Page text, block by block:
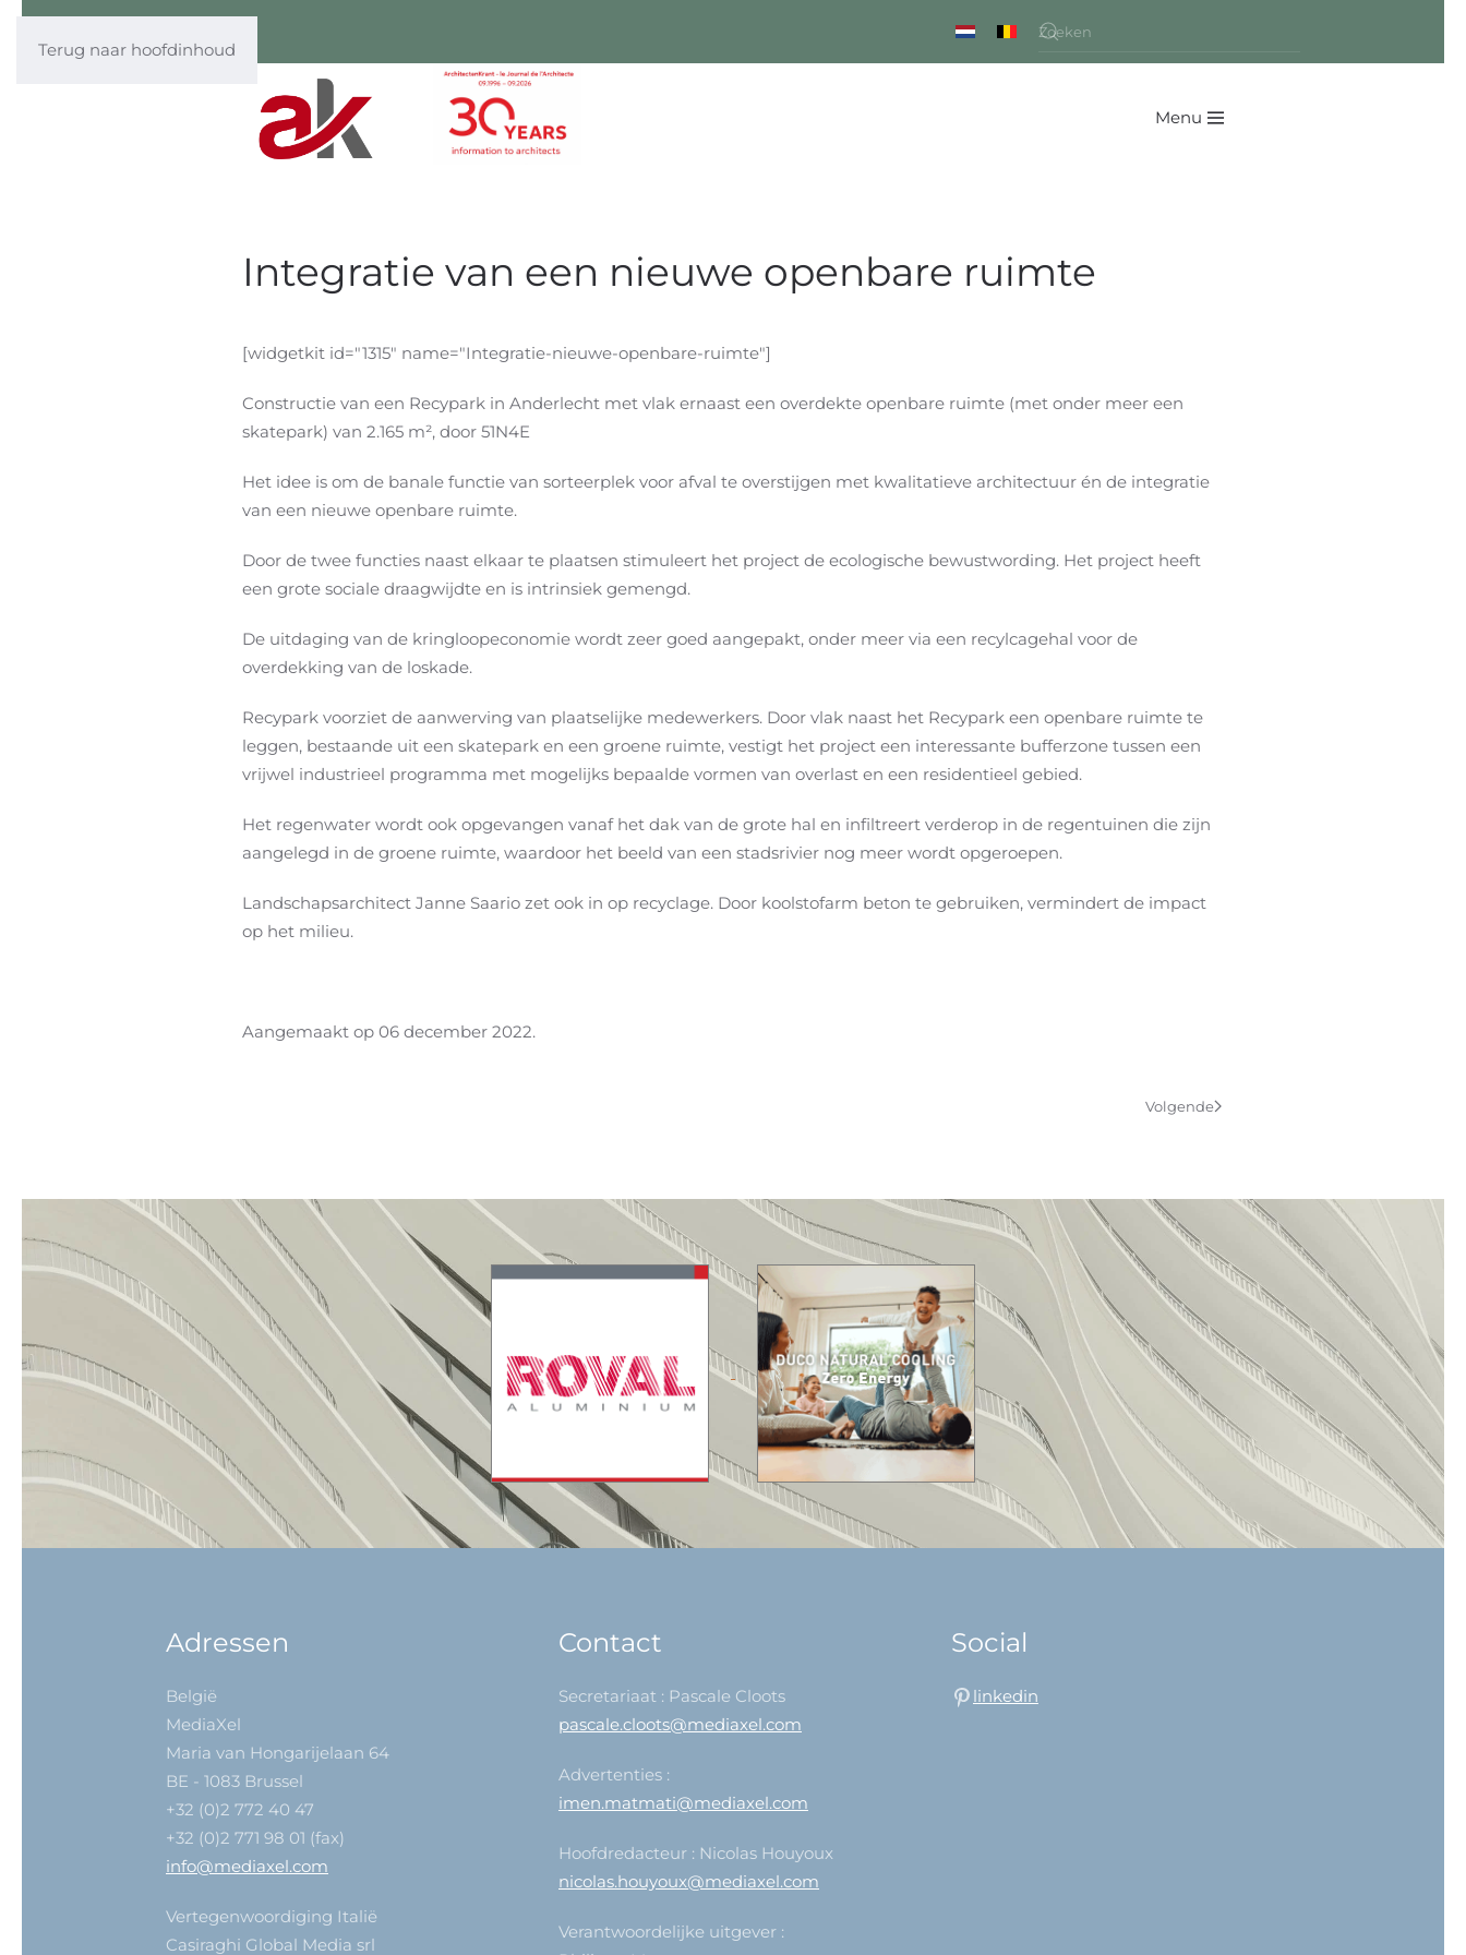
Terug naar hoofdinhoud
Menu
Integratie van een nieuwe openbare ruimte
[widgetkit id="1315" name="Integratie-nieuwe-openbare-ruimte"]
Constructie van een Recypark in Anderlecht met vlak ernaast een overdekte openbare ruimte (met onder meer een
skatepark) van 2.165 m², door 51N4E
Het idee is om de banale functie van sorteerplek voor afval te overstijgen met kwalitatieve architectuur én de integratie
van een nieuwe openbare ruimte.
Door de twee functies naast elkaar te plaatsen stimuleert het project de ecologische bewustwording. Het project heeft
een grote sociale draagwijdte en is intrinsiek gemengd.
De uitdaging van de kringloopeconomie wordt zeer goed aangepakt, onder meer via een recylcagehal voor de
overdekking van de loskade.
Recypark voorziet de aanwerving van plaatselijke medewerkers. Door vlak naast het Recypark een openbare ruimte te
leggen, bestaande uit een skatepark en een groene ruimte, vestigt het project een interessante bufferzone tussen een
vrijwel industrieel programma met mogelijks bepaalde vormen van overlast en een residentieel gebied.
Het regenwater wordt ook opgevangen vanaf het dak van de grote hal en infiltreert verderop in de regentuinen die zijn
aangelegd in de groene ruimte, waardoor het beeld van een stadsrivier nog meer wordt opgeroepen.
Landschapsarchitect Janne Saario zet ook in op recyclage. Door koolstofarm beton te gebruiken, vermindert de impact
op het milieu.
Aangemaakt op 06 december 2022.
Volgende
Adressen
België
MediaXel
Maria van Hongarijelaan 64
BE - 1083 Brussel
+32 (0)2 772 40 47
+32 (0)2 771 98 01 (fax)
info@mediaxel.com
Vertegenwoordiging Italië
Casiraghi Global Media srl
Contact
Secretariaat : Pascale Cloots
pascale.cloots@mediaxel.com
Advertenties :
imen.matmati@mediaxel.com
Hoofdredacteur : Nicolas Houyoux
nicolas.houyoux@mediaxel.com
Verantwoordelijke uitgever :
Social
linkedin